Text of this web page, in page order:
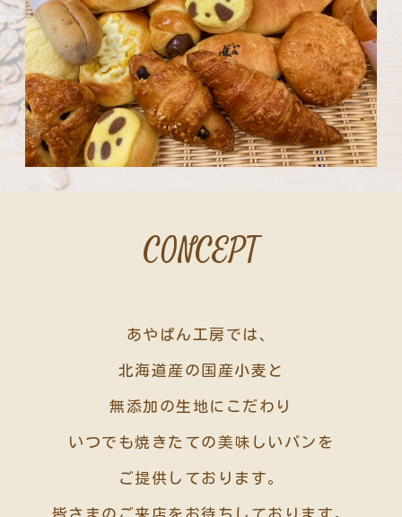
CONCEPT
あやぱん工房では、
北海道産の国産小麦と
無添加の生地にこだわり
いつでも焼きたての美味しいパンを
ご提供しております。